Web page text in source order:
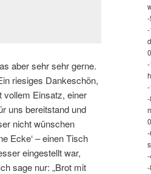
aber sehr sehr gerne.
riesiges Dankeschön,
vollem Einsatz, einer
uns bereitstand und
nicht wünschen
Ecke‘ – einen Tisch
eingestellt war,
sage nur: „Brot mit
-
0
-
-
0